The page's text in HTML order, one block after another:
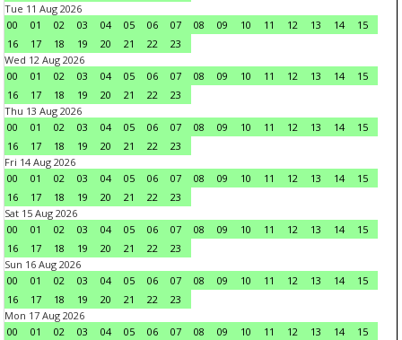
Tue 11 Aug 2026
00
01 02 03 04 05 06 07 08 09 10 11 12 13 14
15
16
17 18 19 20 21 22
23
Wed 12 Aug 2026
00
01 02 03 04 05 06 07 08 09 10 11 12 13 14
15
16
17 18 19 20 21 22
23
Thu 13 Aug 2026
00
01 02 03 04 05 06 07 08 09 10 11 12 13 14
15
16
17 18 19 20 21 22
23
Fri 14 Aug 2026
00
01 02 03 04 05 06 07 08 09 10 11 12 13 14
15
16
17 18 19 20 21 22
23
Sat 15 Aug 2026
00
01 02 03 04 05 06 07 08 09 10 11 12 13 14
15
16
17 18 19 20 21 22
23
Sun 16 Aug 2026
00
01 02 03 04 05 06 07 08 09 10 11 12 13 14
15
16
17 18 19 20 21 22
23
Mon 17 Aug 2026
00
01 02 03 04 05 06 07 08 09 10 11 12 13 14 15